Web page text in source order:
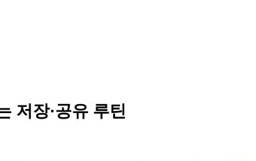
저장·공유 루틴